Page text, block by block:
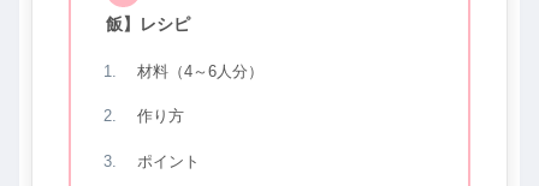
飯】レシピ
材料（4～6人分）
作り方
ポイント